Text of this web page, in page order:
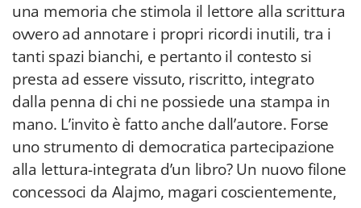
una memoria che stimola il lettore alla scrittura
ovvero ad annotare i propri ricordi inutili, tra i
tanti spazi bianchi, e pertanto il contesto si
presta ad essere vissuto, riscritto, integrato
dalla penna di chi ne possiede una stampa in
mano. L’invito è fatto anche dall’autore. Forse
uno strumento di democratica partecipazione
alla lettura-integrata d’un libro? Un nuovo filone
concessoci da Alajmo, magari coscientemente,